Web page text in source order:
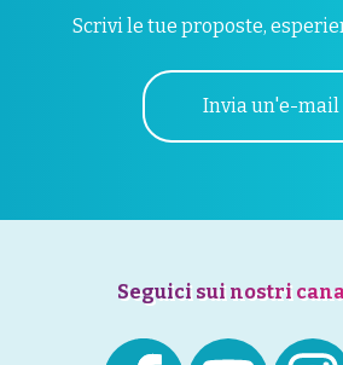
Scrivi le tue proposte,
Invia un'e-mail
Seguici sui nostri